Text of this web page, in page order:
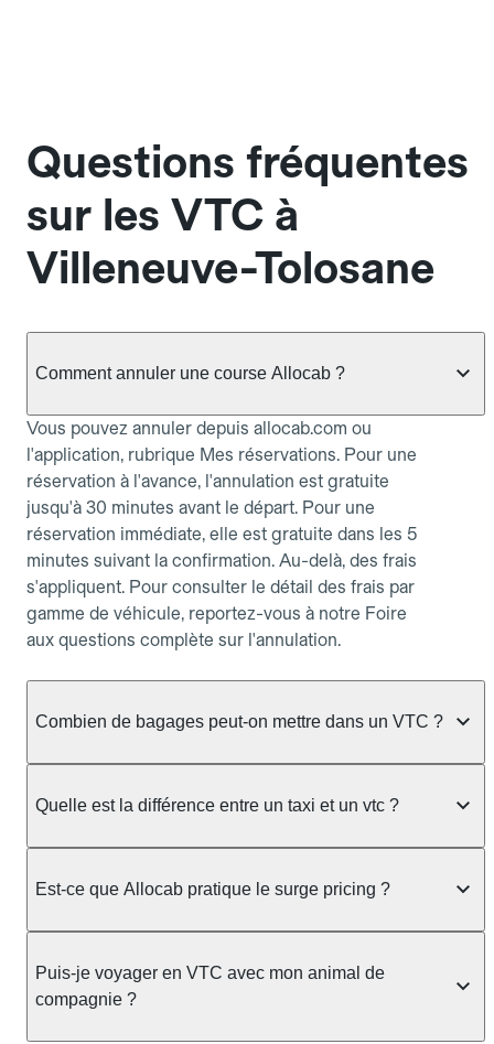
Questions fréquentes
sur les VTC à
Villeneuve-Tolosane
Comment annuler une course Allocab ?
Vous pouvez annuler depuis allocab.com ou
l'application, rubrique Mes réservations. Pour une
réservation à l'avance, l'annulation est gratuite
jusqu'à 30 minutes avant le départ. Pour une
réservation immédiate, elle est gratuite dans les 5
minutes suivant la confirmation. Au-delà, des frais
s'appliquent. Pour consulter le détail des frais par
gamme de véhicule, reportez-vous à notre Foire
aux questions complète sur l'annulation.
Combien de bagages peut-on mettre dans un VTC ?
réservée :
Berline, Green, Berline Affaires, VAO : jusqu'à 3
Moto-taxi : jusqu'à 2 bagages cabine TPMR : 1
bagage
Le prix de la course ne change pas selon le
nombre de bagages. Si vous avez des bagages
Quelle est la différence entre un taxi et un vtc ?
dans la rue ou à une station, avec un tarif calculé au
réservation préalable et propose un prix fixe connu
à l'avance, sans mauvaise surprise ni frais cachés.
Chez Allocab, tous les chauffeurs sont des
Est-ce que Allocab pratique le surge pricing ?
prix de votre course est calculé et affiché avant la
validation de la réservation, puis fixé définitivement.
Puis-je voyager en VTC avec mon animal de
compagnie ?